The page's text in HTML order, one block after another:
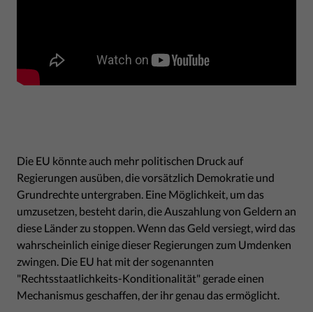
Die EU könnte auch mehr politischen Druck auf
Regierungen ausüben, die vorsätzlich Demokratie und
Grundrechte untergraben. Eine Möglichkeit, um das
umzusetzen, besteht darin, die Auszahlung von Geldern an
diese Länder zu stoppen. Wenn das Geld versiegt, wird das
wahrscheinlich einige dieser Regierungen zum Umdenken
zwingen. Die EU hat mit der sogenannten
"Rechtsstaatlichkeits-Konditionalität" gerade einen
Mechanismus geschaffen, der ihr genau das ermöglicht.